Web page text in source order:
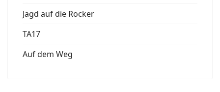
Jagd auf die Rocker
TA17
Auf dem Weg